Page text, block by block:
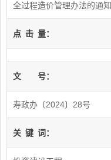
全过程造价管理办法的通知
点 击 量：
文 号：
寿政办〔2024〕28号
关 键 词：